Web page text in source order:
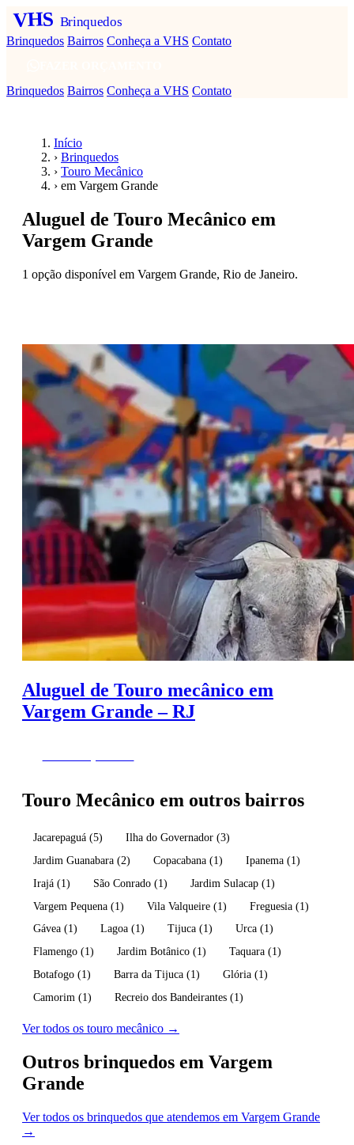
VHS Brinquedos
Brinquedos Bairros Conheça a VHS Contato
Brinquedos Bairros Conheça a VHS Contato
Início
› Brinquedos
› Touro Mecânico
› em Vargem Grande
Aluguel de Touro Mecânico em
Vargem Grande
1 opção disponível em Vargem Grande, Rio de Janeiro.
Aluguel de Touro mecânico em
Vargem Grande – RJ
Touro Mecânico em outros bairros
Jacarepaguá(5) Ilha do Governador(3)
Jardim Guanabara(2) Copacabana(1) Ipanema (1)
Irajá(1) São Conrado(1) Jardim Sulacap (1)
Vargem Pequena(1) Vila Valqueire(1) Freguesia (1)
Gávea(1) Lagoa(1) Tijuca (1) Urca (1)
Flamengo(1) Jardim Botânico(1) Taquara (1)
Botafogo(1) Barra da Tijuca(1) Glória (1)
Camorim(1) Recreio dos Bandeirantes(1)
Ver todos os touro mecânico →
Outros brinquedos em Vargem
Grande
Ver todos os brinquedos que atendemos em Vargem Grande
→